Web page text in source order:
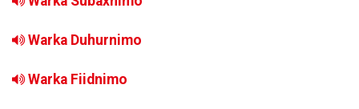
Warka Duhurnimo
Warka Fiidnimo